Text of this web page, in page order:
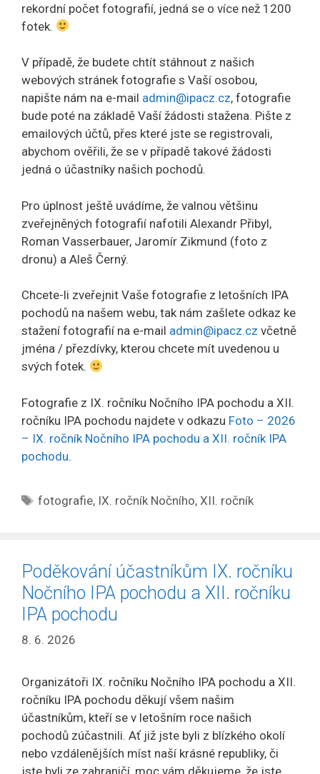
rekordní počet fotografií, jedná se o více než 1200
fotek.
V případě, že budete chtít stáhnout z našich
webových stránek fotografie s Vaší osobou,
napište nám na e-mail admin@ipacz.cz, fotografie
bude poté na základě Vaší žádosti stažena. Pište z
emailových účtů, přes které jste se registrovali,
abychom ověřili, že se v případě takové žádosti
jedná o účastníky našich pochodů.
Pro úplnost ještě uvádíme, že valnou většinu
zveřejněných fotografií nafotili Alexandr Přibyl,
Roman Vasserbauer, Jaromír Zikmund (foto z
dronu) a Aleš Černý.
Chcete-li zveřejnit Vaše fotografie z letošních IPA
pochodů na našem webu, tak nám zašlete odkaz ke
stažení fotografií na e-mail admin@ipacz.cz včetně
jména / přezdívky, kterou chcete mít uvedenou u
svých fotek.
Fotografie z IX. ročníku Nočního IPA pochodu a XII.
ročníku IPA pochodu najdete v odkazu Foto – 2026
– IX. ročník Nočního IPA pochodu a XII. ročník IPA
pochodu.
Štítky
fotografie, IX. ročník Nočního, XII. ročník
Poděkování účastníkům IX. ročníku
Nočního IPA pochodu a XII. ročníku
IPA pochodu
8. 6. 2026
Organizátoři IX. ročníku Nočního IPA pochodu a XII.
ročníku IPA pochodu děkují všem našim
účastníkům, kteří se v letošním roce našich
pochodů zúčastnili. Ať již jste byli z blízkého okolí
nebo vzdálenějších míst naší krásné republiky, či
jste byli ze zahraničí, moc vám děkujeme, že jste